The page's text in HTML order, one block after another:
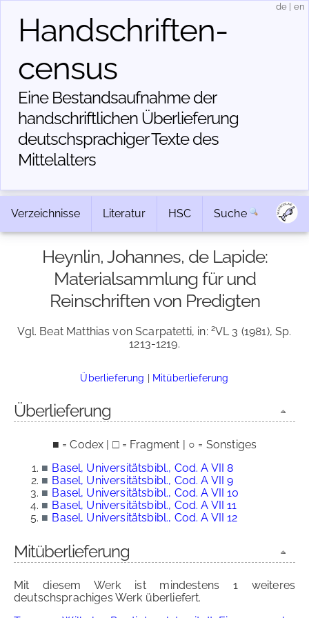
Handschriften­
census
Eine Bestandsaufnahme der
handschriftlichen Über­lieferung
deutschsprachiger Texte des
Mittelalters
de en
Verzeichnisse Literatur HSC Suche
Heynlin, Johannes, de Lapide:
Materialsammlung für und
Reinschriften von Predigten
Vgl. Beat Matthias von Scarpatetti, in: 2VL 3 (1981), Sp.
1213-1219.
Überlieferung | Mitüberlieferung
Überlieferung
■ = Codex | □ = Fragment | ○ = Sonstiges
■ Basel, Universitätsbibl., Cod. A VII 8
■ Basel, Universitätsbibl., Cod. A VII 9
■ Basel, Universitätsbibl., Cod. A VII 10
■ Basel, Universitätsbibl., Cod. A VII 11
■ Basel, Universitätsbibl., Cod. A VII 12
Mitüberlieferung
Mit diesem Werk ist mindestens 1 weiteres
deutschsprachiges Werk überliefert.